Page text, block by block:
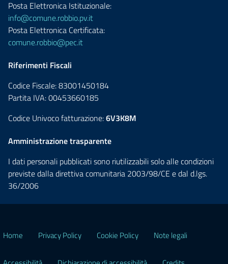
Posta Elettronica Istituzionale:
info@comune.robbio.pv.it
Posta Elettronica Certificata:
comune.robbio@pec.it
Riferimenti Fiscali
Codice Fiscale: 83001450184
Partita IVA: 00453660185
Codice Univoco fatturazione:6V3K8M
Amministrazione trasparente
I dati personali pubblicati sono riutilizzabili solo alle condizioni
previste dalla direttiva comunitaria 2003/98/CE e dal d.lgs.
36/2006
Home Privacy Policy Cookie Policy Note legali